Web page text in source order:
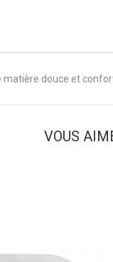
matière douce et
VOUS